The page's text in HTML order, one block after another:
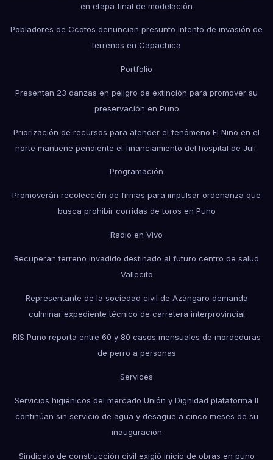
en etapa final de modelación
Pobladores de Ccotos denuncian presunto intento de invasión de
terrenos en Capachica
Portfolio
Presentan 23 danzas en peligro de extinción para promover su
preservación en Puno
Priorización de recursos para atender el fenómeno El Niño en el
norte mantiene pendiente el financiamiento del hospital de Juli.
Programación
Promoverán recolección de firmas para impulsar ordenanza que
busca prohibir corridas de toros en Puno
Radio en Vivo
Recuperan terreno invadido destinado al futuro centro de salud
Vallecito
Representante de la sociedad civil de Azángaro demanda
culminar expediente técnico de carretera interprovincial
RIS Puno reporta entre 60 y 80 casos mensuales de mordeduras
de perro a personas
Services
Servicios higiénicos del mercado Unión y Dignidad plataforma II
continúan sin servicio de agua y desagüe a cinco meses de su
inauguración
Sindicato de construcción civil exigió inicio de obras en puno